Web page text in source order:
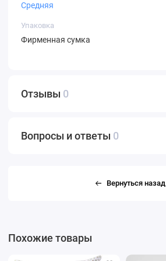
Средняя
Упаковка
Фирменная сумка
Отзывы 0
Вопросы и ответы 0
Вернуться назад
Похожие товары